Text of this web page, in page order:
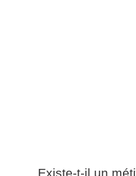
Existe-t-il un